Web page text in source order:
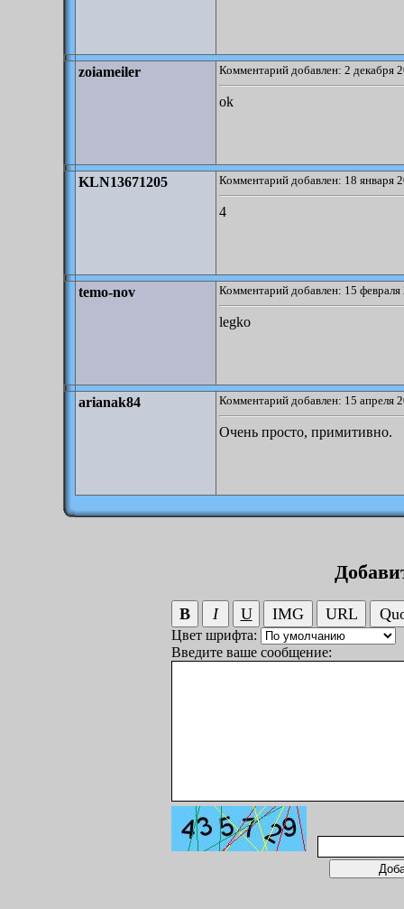
zoiameiler Комментарий добавлен: 2 декабря
ok
KLN13671205 Комментарий добавлен: 18 января
4
temo-nov Комментарий добавлен: 15
legko
arianak84 Комментарий добавлен: 15 апреля
Очень просто, примитивно.
Цвет шрифта:
Введите ваше сообщение: